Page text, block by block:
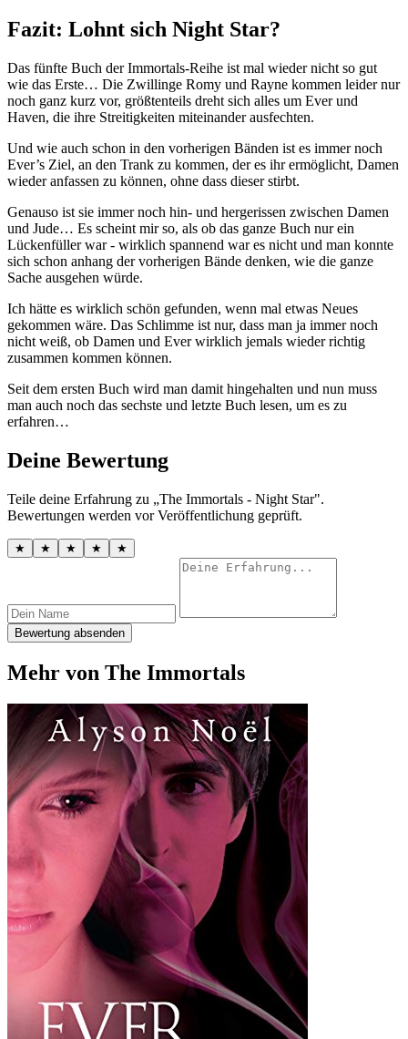
Fazit: Lohnt sich Night Star?
Das fünfte Buch der Immortals-Reihe ist mal wieder nicht so gut
wie das Erste… Die Zwillinge Romy und Rayne kommen leider nur
noch ganz kurz vor, größtenteils dreht sich alles um Ever und
Haven, die ihre Streitigkeiten miteinander ausfechten.
Und wie auch schon in den vorherigen Bänden ist es immer noch
Ever’s Ziel, an den Trank zu kommen, der es ihr ermöglicht, Damen
wieder anfassen zu können, ohne dass dieser stirbt.
Genauso ist sie immer noch hin- und hergerissen zwischen Damen
und Jude… Es scheint mir so, als ob das ganze Buch nur ein
Lückenfüller war - wirklich spannend war es nicht und man konnte
sich schon anhang der vorherigen Bände denken, wie die ganze
Sache ausgehen würde.
Ich hätte es wirklich schön gefunden, wenn mal etwas Neues
gekommen wäre. Das Schlimme ist nur, dass man ja immer noch
nicht weiß, ob Damen und Ever wirklich jemals wieder richtig
zusammen kommen können.
Seit dem ersten Buch wird man damit hingehalten und nun muss
man auch noch das sechste und letzte Buch lesen, um es zu
erfahren…
Deine Bewertung
Teile deine Erfahrung zu „The Immortals - Night Star".
Bewertungen werden vor Veröffentlichung geprüft.
★ ★ ★ ★ ★
Bewertung absenden
Mehr von The Immortals